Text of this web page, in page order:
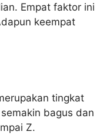
Empat faktor ini
keempat
tingkat
bagus dan
Z.